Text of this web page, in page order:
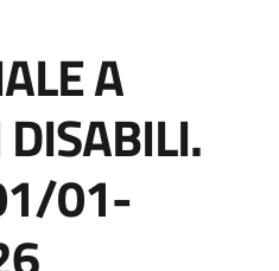
A
01-